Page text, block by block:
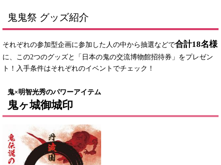
鬼鬼祭 グッズ紹介
それぞれの参加型企画に参加した人の中から抽選などで合計18名様
に、この2つのグッズと「日本の鬼の交流博物館招待券」をプレゼン
ト！入手条件はそれぞれのイベントでチェック！
鬼×明智光秀のパワーアイテム
鬼ヶ城御城印